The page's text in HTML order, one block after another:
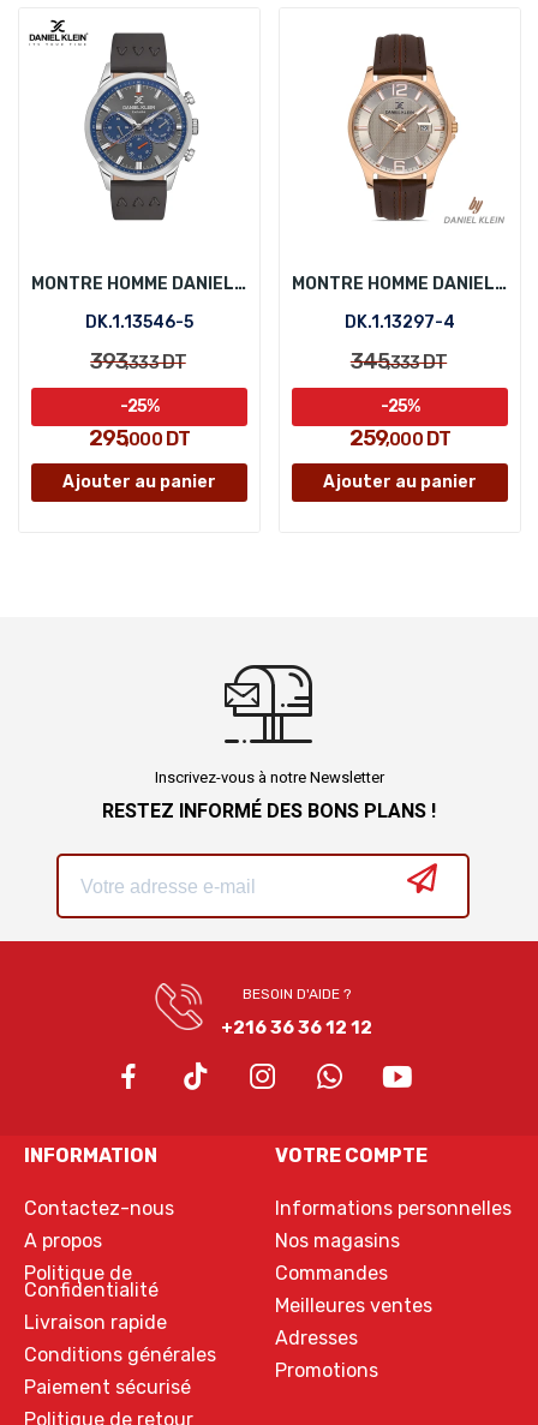
MONTRE HOMME DANIEL KLEIN DK.1.13546-5
DK.1.13546-5
393,333DT
295,000DT
-25%
Ajouter au panier
MONTRE HOMME DANIEL KLEIN DK.1.13297-4
DK.1.13297-4
345,333DT
259,000DT
-25%
Ajouter au panier
Inscrivez-vous à notre Newsletter
RESTEZ INFORMÉ DES BONS PLANS !
BESOIN D'AIDE ?
+216 36 36 12 12
INFORMATION
Contactez-nous
A propos
Politique de
Confidentialité
Livraison rapide
Conditions générales
Paiement sécurisé
Politique de retour
VOTRE COMPTE
Informations personnelles
Nos magasins
Commandes
Meilleures ventes
Adresses
Promotions